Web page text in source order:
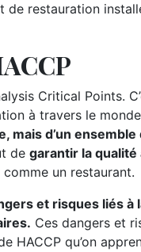
restauration
Critical Points.
à travers le
mais d’un
de garantir la
un restaurant.
et risques liés à
Ces dangers et
HACCP qu’on